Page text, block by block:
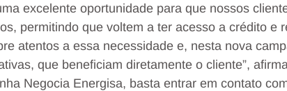
excelente oportunidade para que nossos
permitindo que voltem a ter acesso a crédito e
atentos a essa necessidade e, nesta nova
que beneficiam diretamente o cliente”,
Negocia Energisa, basta entrar em contato